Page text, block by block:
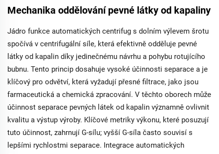
Mechanika oddělování pevné látky od kapaliny
Jádro funkce automatických centrifug s dolním výlevem šrotu
spočívá v centrifugální síle, která efektivně odděluje pevné
látky od kapalin díky jedinečnému návrhu a pohybu rotujícího
bubnu. Tento princip dosahuje vysoké účinnosti separace a je
klíčový pro odvětví, která vyžadují přesné filtrace, jako jsou
farmaceutická a chemická zpracování. V těchto oborech může
účinnost separace pevných látek od kapalin významně ovlivnit
kvalitu a výstup výroby. Klíčové metriky výkonu, které posuzují
tuto účinnost, zahrnují G-sílu; vyšší G-síla často souvisí s
lepšími rychlostmi separace. Integrace automatických